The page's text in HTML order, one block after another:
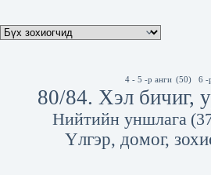
4 - 5 -р анги (50) 6 -
80/84. Хэл бичиг,
Нийтийн уншлага
Үлгэр, домог,